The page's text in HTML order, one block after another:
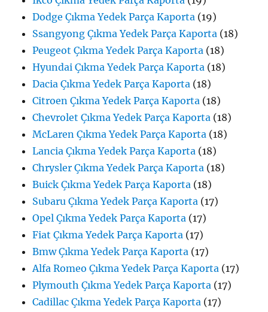
Dodge Çıkma Yedek Parça Kaporta (19)
Ssangyong Çıkma Yedek Parça Kaporta (18)
Peugeot Çıkma Yedek Parça Kaporta (18)
Hyundai Çıkma Yedek Parça Kaporta (18)
Dacia Çıkma Yedek Parça Kaporta (18)
Citroen Çıkma Yedek Parça Kaporta (18)
Chevrolet Çıkma Yedek Parça Kaporta (18)
McLaren Çıkma Yedek Parça Kaporta (18)
Lancia Çıkma Yedek Parça Kaporta (18)
Chrysler Çıkma Yedek Parça Kaporta (18)
Buick Çıkma Yedek Parça Kaporta (18)
Subaru Çıkma Yedek Parça Kaporta (17)
Opel Çıkma Yedek Parça Kaporta (17)
Fiat Çıkma Yedek Parça Kaporta (17)
Bmw Çıkma Yedek Parça Kaporta (17)
Alfa Romeo Çıkma Yedek Parça Kaporta (17)
Plymouth Çıkma Yedek Parça Kaporta (17)
Cadillac Çıkma Yedek Parça Kaporta (17)